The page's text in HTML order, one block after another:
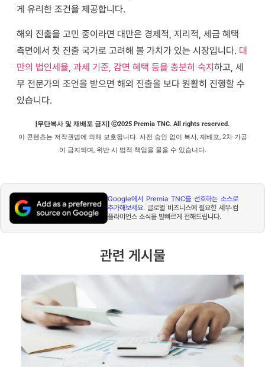
게 유리한 조건을 제공합니다.
해외 진출을 고민 중이라면 대만은 경제적, 지리적, 세금 혜택
측면에서 첫 진출 국가로 고려해 볼 가치가 있는 시장입니다. 대
만의 법인세율, 과세 기준, 감면 혜택 등을 충분히 숙지 하고, 세
무 전문가의 조언을 받으면 해외 진출을 보다 원활히 진행할 수
있습니다.
[무단복사 및 재배포 금지] ⓒ2025 Premia TNC. All rights reserved.
이 콘텐츠는 저작권법에 의해 보호됩니다. 사전 승인 없이 복사, 재배포, 2차 가공
이 금지되며, 위반 시 법적 책임을 물을 수 있습니다.
Google에서 Premia TNC를 선호하는 소스로
추가해보세요.글로벌 비즈니스에 필요한 세무·컴
플라이언스 소식을 발빠르게 전해드립니다.
관련 게시물